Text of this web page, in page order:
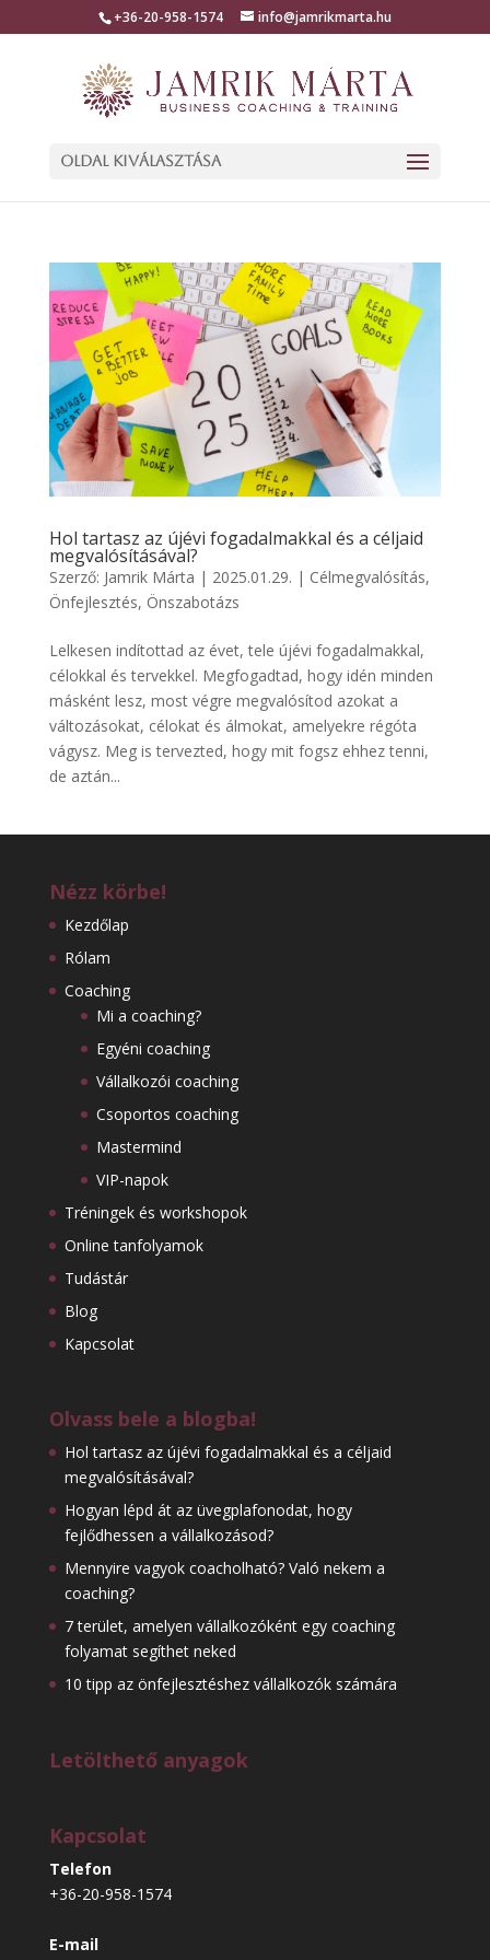
+36-20-958-1574 info@jamrikmarta.hu
Oldal kiválasztása
Hol tartasz az újévi fogadalmakkal és a céljaid
megvalósításával?
Szerző: Jamrik Márta | 2025.01.29. | Célmegvalósítás,
Önfejlesztés, Önszabotázs
Lelkesen indítottad az évet, tele újévi fogadalmakkal,
célokkal és tervekkel. Megfogadtad, hogy idén minden
másként lesz, most végre megvalósítod azokat a
változásokat, célokat és álmokat, amelyekre régóta
vágysz. Meg is tervezted, hogy mit fogsz ehhez tenni,
de aztán...
Nézz körbe!
Kezdőlap
Rólam
Coaching
Mi a coaching?
Egyéni coaching
Vállalkozói coaching
Csoportos coaching
Mastermind
VIP-napok
Tréningek és workshopok
Online tanfolyamok
Tudástár
Blog
Kapcsolat
Olvass bele a blogba!
Hol tartasz az újévi fogadalmakkal és a céljaid
megvalósításával?
Hogyan lépd át az üvegplafonodat, hogy
fejlődhessen a vállalkozásod?
Mennyire vagyok coacholható? Való nekem a
coaching?
7 terület, amelyen vállalkozóként egy coaching
folyamat segíthet neked
10 tipp az önfejlesztéshez vállalkozók számára
Letölthető anyagok
Kapcsolat
Telefon
+36-20-958-1574
E-mail